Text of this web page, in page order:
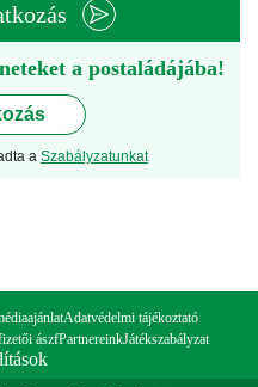
a postaládájába!
a Szabályzatunkat
Adatvédelmi tájékoztató
ászfPartnereinkJátékszabályzat